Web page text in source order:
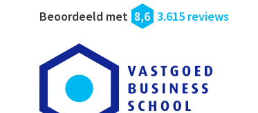
Beoordeeld met 8,6 3.615 reviews